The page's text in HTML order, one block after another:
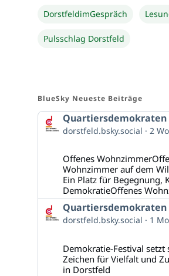
DorstfeldimGespräch
Pulsschlag Dorstfeld
BlueSky Neueste Beiträge
Beitrag
von
Quartiersdemokraten
Bluesky
ansehen
Quartiersdemokraten
dorstfeld.bsky.social
2
Offenes
Wohnzimmer auf dem
Ein Platz für Begegnung,
DemokratieOffenes
Beitrag
von
Quartiersdemokraten
Bluesky
ansehen
Quartiersdemokraten
dorstfeld.bsky.social
1
Demokratie-Festival setzt
Zeichen für Vielfalt und
in Dorstfeld